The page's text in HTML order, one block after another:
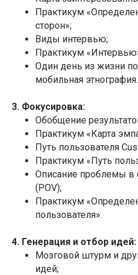
Практикум
сторон»;
Виды интервью;
Практикум
Один день из жизни
мобильная этнография.
3. Фокусировка:
Обобщение
Практикум «Карта
Путь пользователя
Практикум «Путь
Описание проблемы в
(POV);
Практикум
пользователя».
4. Генерация и отбор идей:
Мозговой штурм и
идей;